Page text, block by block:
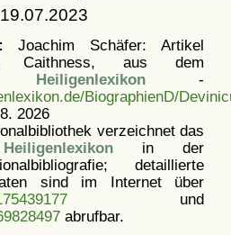
Joachim Schäfer: Artikel
Caithness, aus dem
Heiligenlexikon -
BiographienD/
2026
verzeichnet das
in der
detaillierte
sind im Internet über
und
abrufbar.